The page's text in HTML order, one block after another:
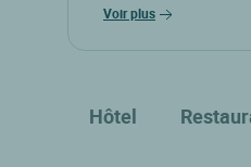
voir plus
Hôtel